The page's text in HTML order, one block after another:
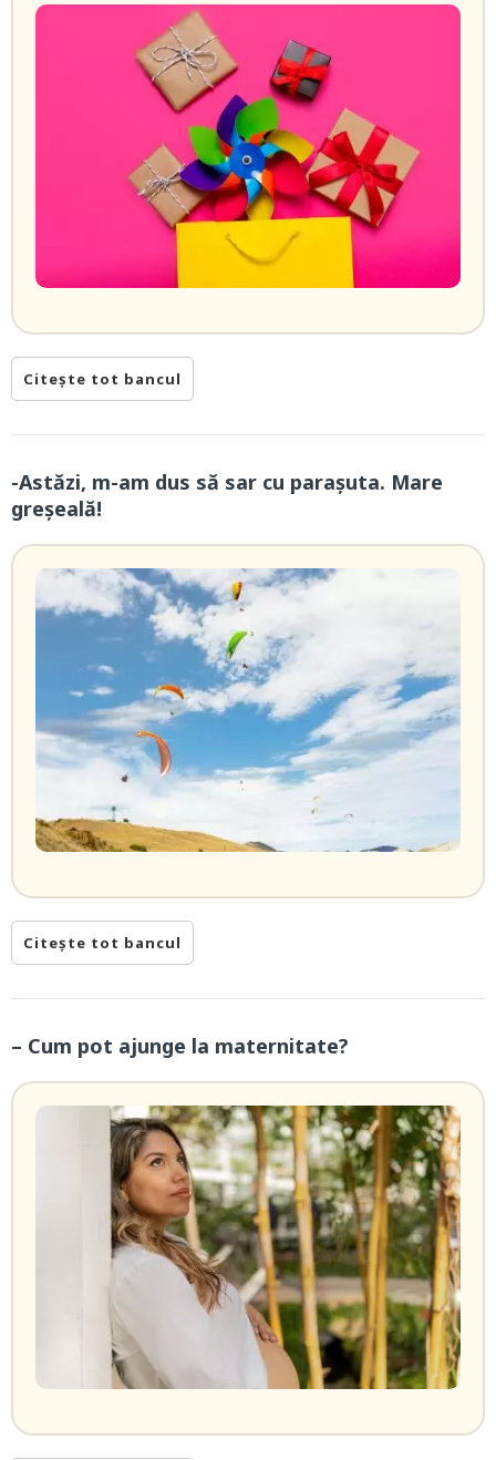
Citește tot bancul
-Astăzi, m-am dus să sar cu parașuta. Mare
greșeală!
Citește tot bancul
– Cum pot ajunge la maternitate?